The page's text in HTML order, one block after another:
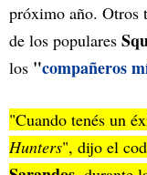
próximo año. Otros
de los populares
los "compañeros
"Cuando tenés un
Hunters", dijo el